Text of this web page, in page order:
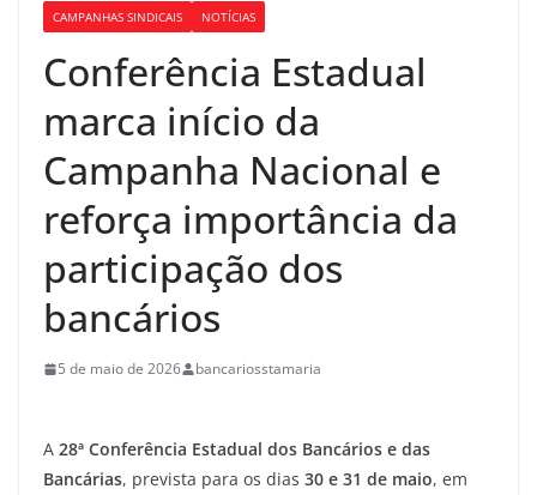
CAMPANHAS SINDICAIS NOTÍCIAS
Conferência Estadual
marca início da
Campanha Nacional e
reforça importância da
participação dos
bancários
5 de maio de 2026 bancariosstamaria
A 28ª Conferência Estadual dos Bancários e das
Bancárias, prevista para os dias 30 e 31 de maio, em